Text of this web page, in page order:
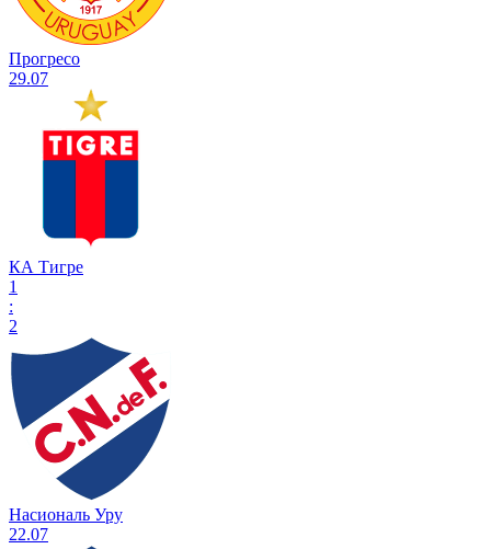
Прогресо
29.07
КА Тигре
1
:
2
Насиональ Уру
22.07